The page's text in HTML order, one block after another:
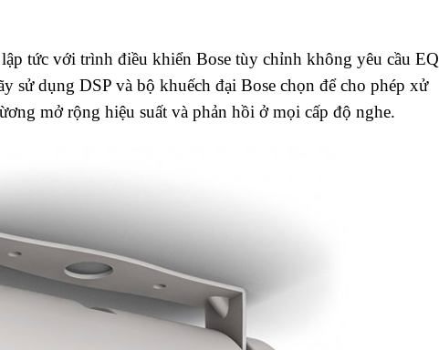
tức với trình điều khiển Bose tùy chỉnh không yêu cầu EQ
sử dụng DSP và bộ khuếch đại Bose chọn để cho phép xử
mở rộng hiệu suất và phản hồi ở mọi cấp độ nghe.